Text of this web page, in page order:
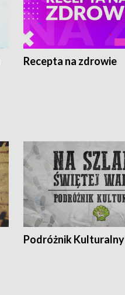
Recepta na zdrowie
Podróżnik Kulturalny